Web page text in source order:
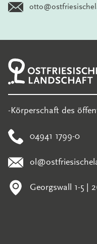
-Körperschaft des
04941 1799-0
Georgswall 1-5 |